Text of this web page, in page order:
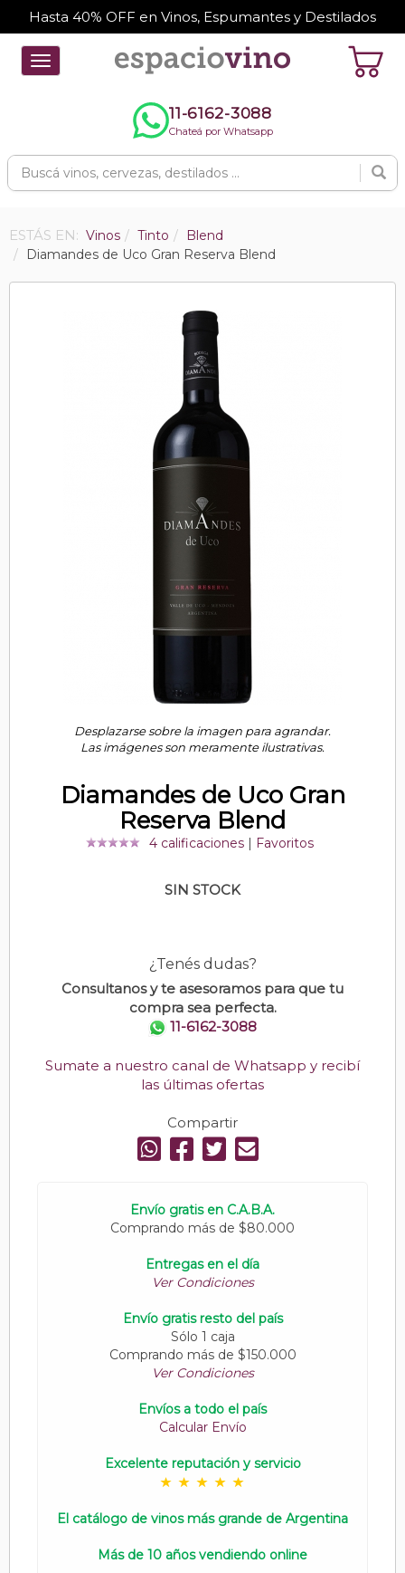
Hasta 40% OFF en Vinos, Espumantes y Destilados
Toggle
navigation
11-6162-3088
Chateá por Whatsapp
ESTÁS EN: Vinos Tinto
Blend
Diamandes de Uco Gran Reserva Blend
Desplazarse sobre la imagen para agrandar.
Las imágenes son meramente ilustrativas.
Diamandes de Uco Gran
Reserva Blend
4 calificaciones Favoritos
SIN STOCK
¿Tenés dudas?
Consultanos y te asesoramos para que tu
compra sea perfecta.
11-6162-3088
Sumate a nuestro canal de Whatsapp y recibí
las últimas ofertas
Compartir
Envío gratis en C.A.B.A.
Comprando más de $80.000
Entregas en el día
Ver Condiciones
Envío gratis resto del país
Sólo 1 caja
Comprando más de $150.000
Ver Condiciones
Envíos a todo el país
Calcular Envío
Excelente reputación y servicio
El catálogo de vinos más grande de Argentina
Más de 10 años vendiendo online